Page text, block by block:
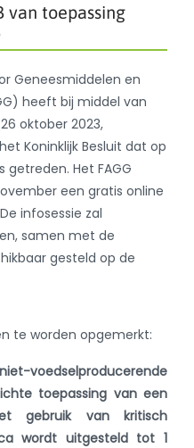
van toepassing
Geneesmiddelen en
heeft bij middel van
oktober 2023,
Koninklijk Besluit dat op
getreden. Het FAGG
een gratis online
infosessie zal
samen met de
gesteld op de
te worden opgemerkt:
voedselproducerende
toepassing van een
gebruik van kritisch
wordt uitgesteld tot 1